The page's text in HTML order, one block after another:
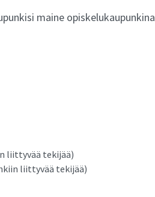
maine opiskelukaupunkina
liittyvää tekijää)
liittyvää tekijää)